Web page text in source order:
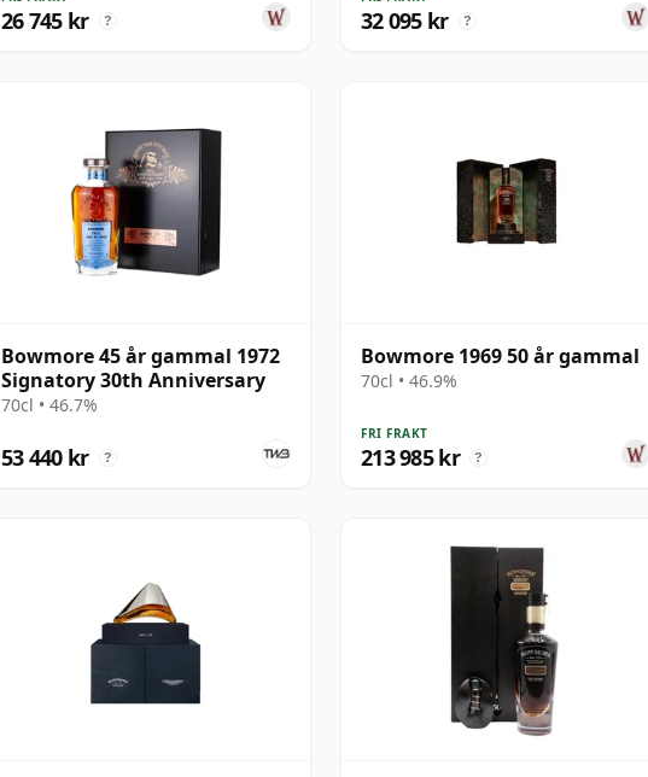
26 745 kr ? 32 095 kr ?
Bowmore 45 år gammal 1972
Signatory 30th Anniversary
70cl • 46.7%
53 440 kr ?
Bowmore 1969 50 år gammal
70cl • 46.9%
FRI FRAKT
213 985 kr ?